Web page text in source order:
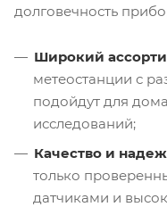
долговечность
Широкий
метеостанции с
подойдут для
исследований;
Качество и
только
датчиками и